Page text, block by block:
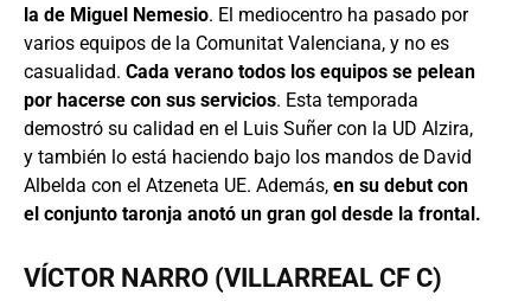
la de Miguel Nemesio. El mediocentro ha pasado por
varios equipos de la Comunitat Valenciana, y no es
casualidad. Cada verano todos los equipos se pelean
por hacerse con sus servicios. Esta temporada
demostró su calidad en el Luis Suñer con la UD Alzira,
y también lo está haciendo bajo los mandos de David
Albelda con el Atzeneta UE. Además, en su debut con
el conjunto taronja anotó un gran gol desde la frontal.
VÍCTOR NARRO (VILLARREAL CF C)